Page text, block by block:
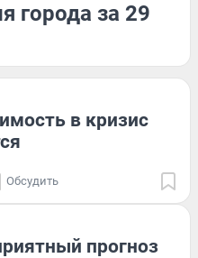
города за 29
в кризис
Обсудить
прогноз